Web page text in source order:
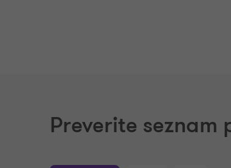
Preverite seznam